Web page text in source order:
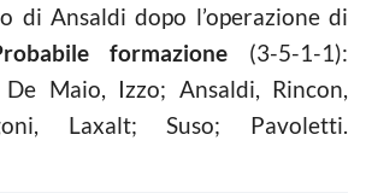
di Ansaldi dopo l’operazione di
formazione (3-5-1-1):
Maio, Izzo; Ansaldi, Rincon,
Laxalt; Suso; Pavoletti.